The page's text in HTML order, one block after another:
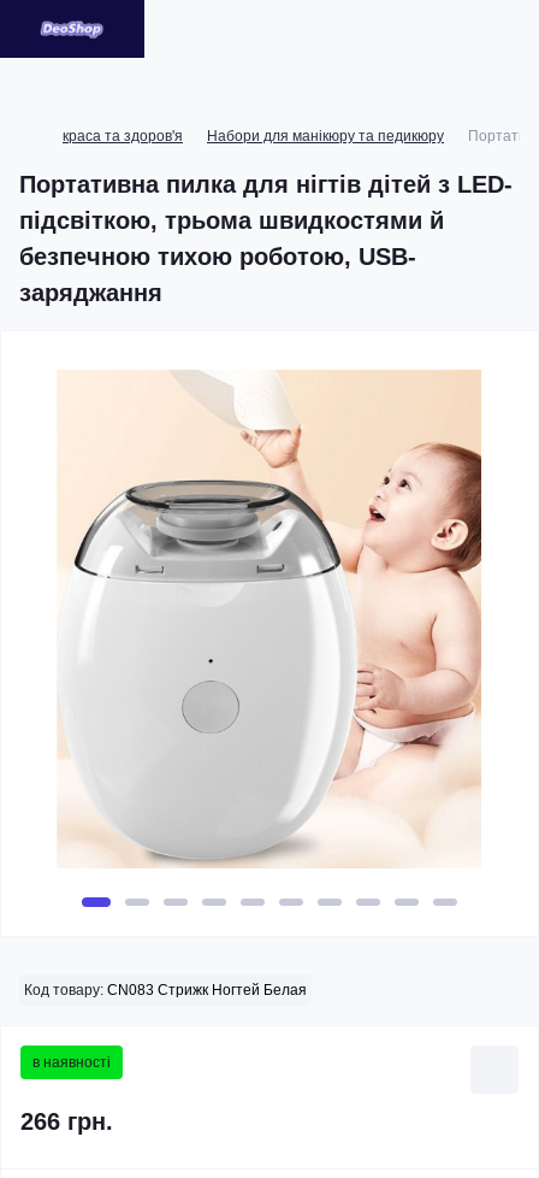
краса та здоров'я Набори для манікюру та педикюру
Портативна пилка для нігтів дітей з LED-
підсвіткою, трьома швидкостями й
безпечною тихою роботою, USB-
заряджання
Код товару: CN083 Стрижк Ногтей Белая
в наявності
266 грн.